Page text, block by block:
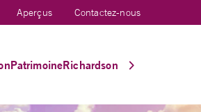
Aperçus Contactez-nous